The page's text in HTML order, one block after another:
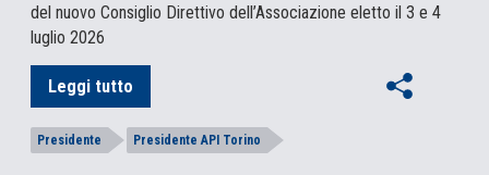
del nuovo Consiglio Direttivo dell’Associazione eletto il 3 e 4
luglio 2026
Leggi tutto
Presidente Presidente API Torino